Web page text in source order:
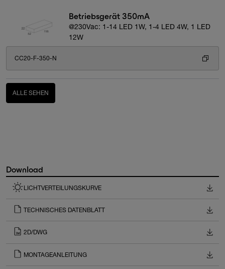
Betriebsgerät 350mA
@230Vac: 1-14 LED 1W, 1-4 LED 4W, 1 LED
12W
CC20-F-350-N
ALLE SEHEN
Download
LICHTVERTEILUNGSKURVE
TECHNISCHES DATENBLATT
2D/DWG
MONTAGEANLEITUNG